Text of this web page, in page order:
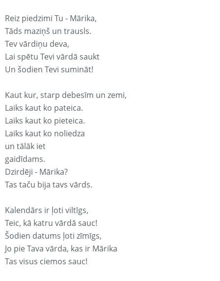
Reiz piedzimi Tu - Mārika,
Tāds maziņš un trausls.
Tev vārdiņu deva,
Lai spētu Tevi vārdā saukt
Un šodien Tevi sumināt!
Kaut kur, starp debesīm un zemi,
Laiks kaut ko pateica.
Laiks kaut ko pieteica.
Laiks kaut ko noliedza
un tālāk iet
gaidīdams.
Dzirdēji - Mārika?
Tas taču bija tavs vārds.
Kalendārs ir ļoti viltīgs,
Teic, kā katru vārdā sauc!
Šodien datums ļoti zīmīgs,
Jo pie Tava vārda, kas ir Mārika
Tas visus ciemos sauc!